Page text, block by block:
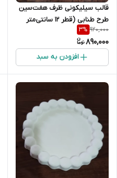
قالب سیلیکونی ظرف هفت‌سین
طرح طنابی (قطر ۱۲ سانتی‌متر
920,000
3%
890,000
افزودن به سبد